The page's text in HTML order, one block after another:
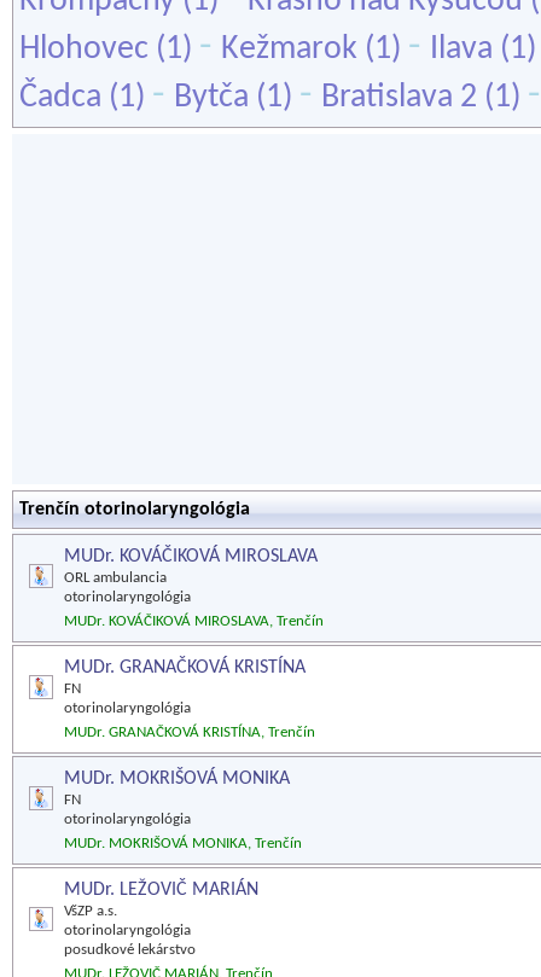
Hlohovec (1) - Kežmarok (1) - Ilava
Čadca (1) - Bytča (1) - Bratislava 2 (1)
Trenčín otorinolaryngológia
MUDr. KOVÁČIKOVÁ MIROSLAVA
ORL ambulancia
otorinolaryngológia
MUDr. KOVÁČIKOVÁ MIROSLAVA, Trenčín
MUDr. GRANAČKOVÁ KRISTÍNA
FN
otorinolaryngológia
MUDr. GRANAČKOVÁ KRISTÍNA, Trenčín
MUDr. MOKRIŠOVÁ MONIKA
FN
otorinolaryngológia
MUDr. MOKRIŠOVÁ MONIKA, Trenčín
MUDr. LEŽOVIČ MARIÁN
VšZP a.s.
otorinolaryngológia
posudkové lekárstvo